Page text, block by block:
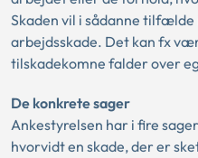
Skaden vil i sådanne tilfælde
arbejdsskade. Det kan fx
tilskadekomne falder over
De konkrete sager
Ankestyrelsen har i fire
hvorvidt en skade, der er